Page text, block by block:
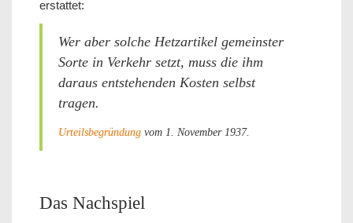
erstattet:
Wer aber solche Hetzartikel gemeinster
Sorte in Verkehr setzt, muss die ihm
daraus entstehenden Kosten selbst
tragen.
Urteilsbegründung vom 1. November 1937.
Das Nachspiel